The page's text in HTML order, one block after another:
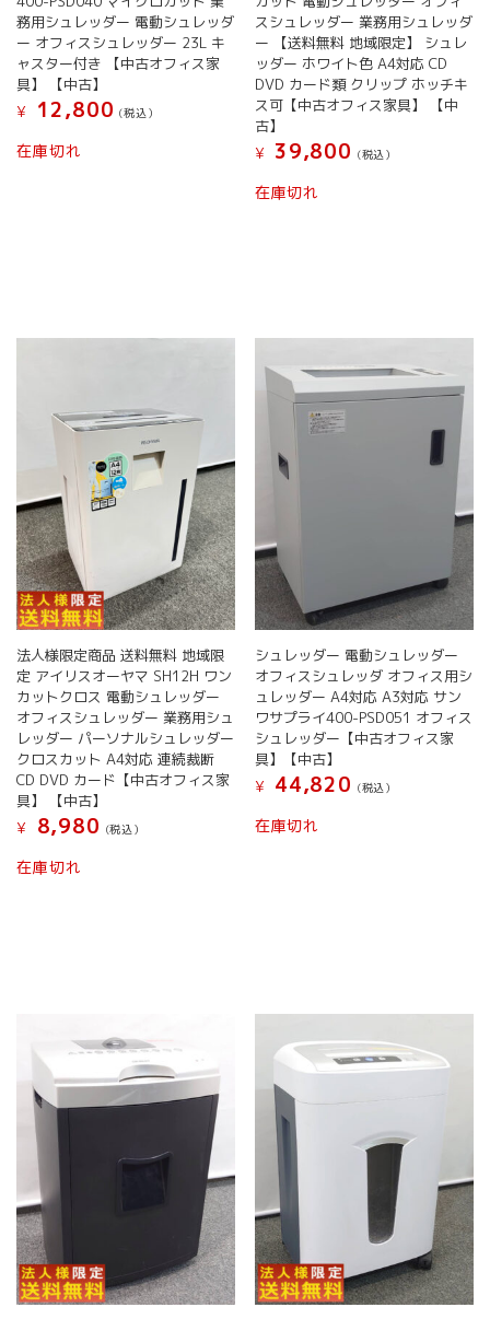
務用シュレッダー 電動シュレッダ
ー オフィスシュレッダー 23L キ
ャスター付き 【中古オフィス家
具】 【中古】
¥
12,800 (税込）
在庫切れ
スシュレッダー 業務用シュレッダ
ー 【送料無料 地域限定】 シュレ
ッダー ホワイト色 A4対応 CD
DVD カード類 クリップ ホッチキ
ス可【中古オフィス家具】 【中
古】
¥
39,800 (税込）
在庫切れ
法人様限定商品 送料無料 地域限
定 アイリスオーヤマ SH12H ワン
カットクロス 電動シュレッダー
オフィスシュレッダー 業務用シュ
レッダー パーソナルシュレッダー
クロスカット A4対応 連続裁断
CD DVD カード【中古オフィス家
具】 【中古】
¥
8,980 (税込）
在庫切れ
シュレッダー 電動シュレッダー
オフィスシュレッダ オフィス用シ
ュレッダー A4対応 A3対応 サン
ワサプライ400-PSD051 オフィス
シュレッダー【中古オフィス家
具】【中古】
¥
44,820 (税込）
在庫切れ